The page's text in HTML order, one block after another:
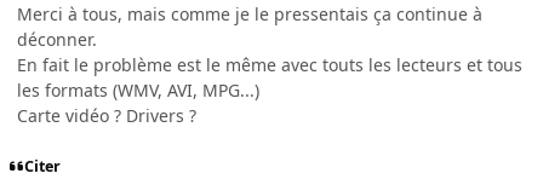
Merci à tous, mais comme je le pressentais ça continue à
déconner.
En fait le problème est le même avec touts les lecteurs et tous
les formats (WMV, AVI, MPG...)
Carte vidéo ? Drivers ?
Citer